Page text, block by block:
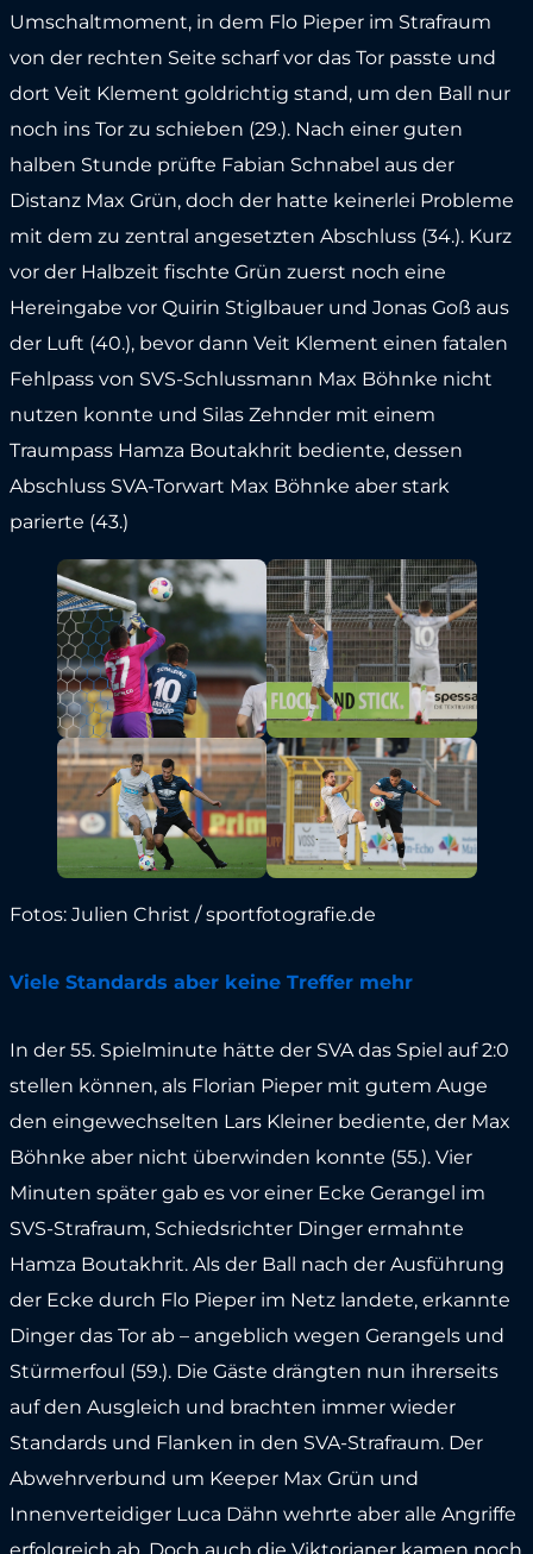
Umschaltmoment, in dem Flo Pieper im Strafraum
von der rechten Seite scharf vor das Tor passte und
dort Veit Klement goldrichtig stand, um den Ball nur
noch ins Tor zu schieben (29.). Nach einer guten
halben Stunde prüfte Fabian Schnabel aus der
Distanz Max Grün, doch der hatte keinerlei Probleme
mit dem zu zentral angesetzten Abschluss (34.). Kurz
vor der Halbzeit fischte Grün zuerst noch eine
Hereingabe vor Quirin Stiglbauer und Jonas Goß aus
der Luft (40.), bevor dann Veit Klement einen fatalen
Fehlpass von SVS-Schlussmann Max Böhnke nicht
nutzen konnte und Silas Zehnder mit einem
Traumpass Hamza Boutakhrit bediente, dessen
Abschluss SVA-Torwart Max Böhnke aber stark
parierte (43.)
Fotos: Julien Christ / sportfotografie.de
Viele Standards aber keine Treffer mehr
In der 55. Spielminute hätte der SVA das Spiel auf 2:0
stellen können, als Florian Pieper mit gutem Auge
den eingewechselten Lars Kleiner bediente, der Max
Böhnke aber nicht überwinden konnte (55.). Vier
Minuten später gab es vor einer Ecke Gerangel im
SVS-Strafraum, Schiedsrichter Dinger ermahnte
Hamza Boutakhrit. Als der Ball nach der Ausführung
der Ecke durch Flo Pieper im Netz landete, erkannte
Dinger das Tor ab – angeblich wegen Gerangels und
Stürmerfoul (59.). Die Gäste drängten nun ihrerseits
auf den Ausgleich und brachten immer wieder
Standards und Flanken in den SVA-Strafraum. Der
Abwehrverbund um Keeper Max Grün und
Innenverteidiger Luca Dähn wehrte aber alle Angriffe